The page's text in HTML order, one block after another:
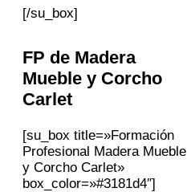
[/su_box]
FP de Madera
Mueble y Corcho
Carlet
[su_box title=»Formación
Profesional Madera Mueble
y Corcho Carlet»
box_color=»#3181d4″]